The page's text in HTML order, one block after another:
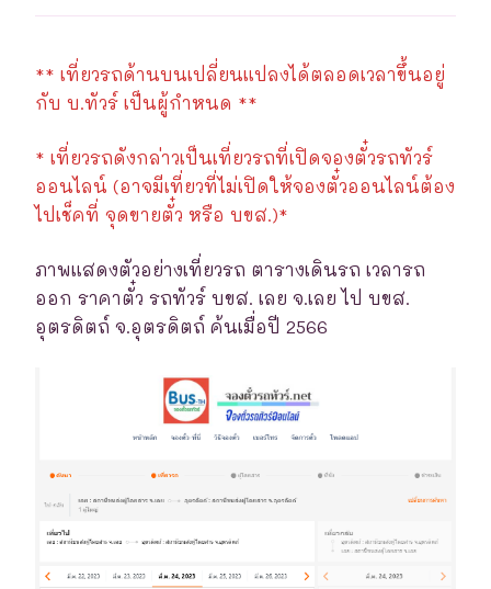
** เที่ยวรถด้านบนเปลี่ยนแปลงได้ตลอดเวลาขึ้นอยู่
กับ บ.ทัวร์ เป็นผู้กำหนด **
* เที่ยวรถดังกล่าวเป็นเที่ยวรถที่เปิดจองตั๋วรถทัวร์
ออนไลน์ (อาจมีเที่ยวที่ไม่เปิดให้จองตั๋วออนไลน์ต้อง
ไปเช็คที่ จุดขายตั๋ว หรือ บขส.)*
ภาพแสดงตัวอย่างเที่ยวรถ ตารางเดินรถ เวลารถ
ออก ราคาตั๋ว รถทัวร์ บขส. เลย จ.เลย ไป บขส.
อุตรดิตถ์ จ.อุตรดิตถ์ ค้นเมื่อปี 2566